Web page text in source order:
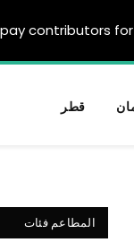
قطر
المطاعم فئات
contributors for